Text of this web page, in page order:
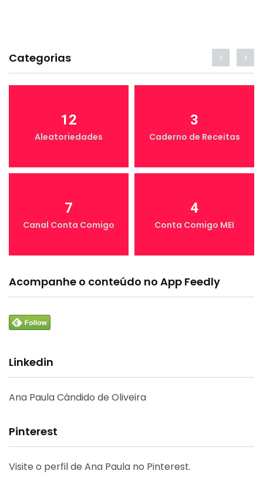
Categorias
12
Aleatoriedades
3
Caderno de Receitas
7
Canal Conta Comigo
4
Conta Comigo MEI
Acompanhe o conteúdo no App Feedly
Linkedin
Ana Paula Cândido de Oliveira
Pinterest
Visite o perfil de Ana Paula no Pinterest.